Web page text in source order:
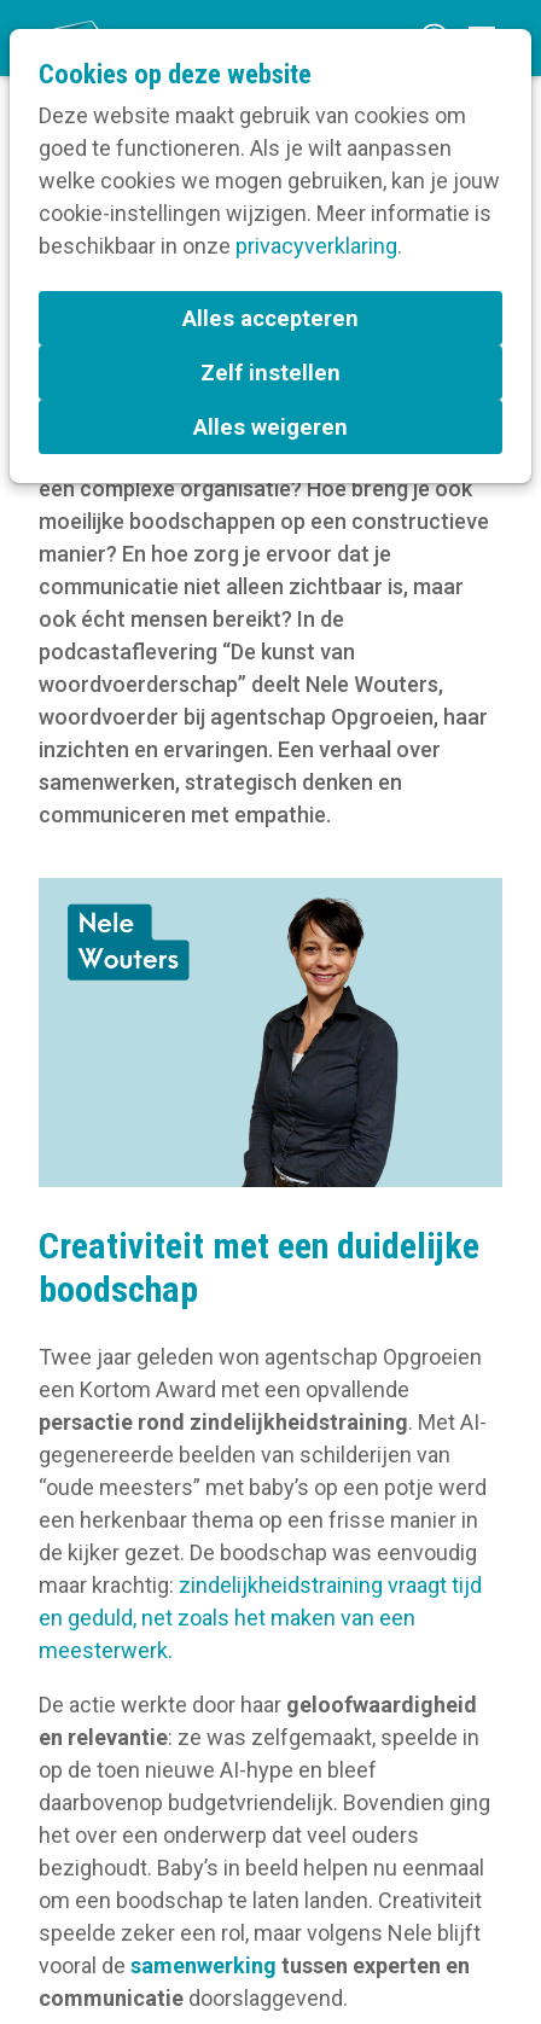
Cookies op deze website
Deze website maakt gebruik van cookies om
goed te functioneren. Als je wilt aanpassen
welke cookies we mogen gebruiken, kan je jouw
cookie-instellingen wijzigen. Meer informatie is
beschikbaar in onze privacyverklaring.
Alles accepteren
Zelf instellen
Alles weigeren
n
m
Home
Blog
Wat maakt een sterke woordvoerder?
Wat maakt een sterke
woordvoerder?
Wat komt er kijken bij woordvoerderschap in
een complexe organisatie? Hoe breng je ook
moeilijke boodschappen op een constructieve
manier? En hoe zorg je ervoor dat je
communicatie niet alleen zichtbaar is, maar
ook écht mensen bereikt? In de
podcastaflevering “De kunst van
woordvoerderschap” deelt Nele Wouters,
woordvoerder bij agentschap Opgroeien, haar
inzichten en ervaringen. Een verhaal over
samenwerken, strategisch denken en
communiceren met empathie.
Creativiteit met een duidelijke
boodschap
Twee jaar geleden won agentschap Opgroeien
een Kortom Award met een opvallende
persactie rond zindelijkheidstraining. Met AI-
gegenereerde beelden van schilderijen van
“oude meesters” met baby’s op een potje werd
een herkenbaar thema op een frisse manier in
de kijker gezet. De boodschap was eenvoudig
maar krachtig: zindelijkheidstraining vraagt tijd
en geduld, net zoals het maken van een
meesterwerk.
De actie werkte door haar geloofwaardigheid
en relevantie: ze was zelfgemaakt, speelde in
op de toen nieuwe AI-hype en bleef
daarbovenop budgetvriendelijk. Bovendien ging
het over een onderwerp dat veel ouders
bezighoudt. Baby’s in beeld helpen nu eenmaal
om een boodschap te laten landen. Creativiteit
speelde zeker een rol, maar volgens Nele blijft
vooral de samenwerking tussen experten en
communicatie doorslaggevend.